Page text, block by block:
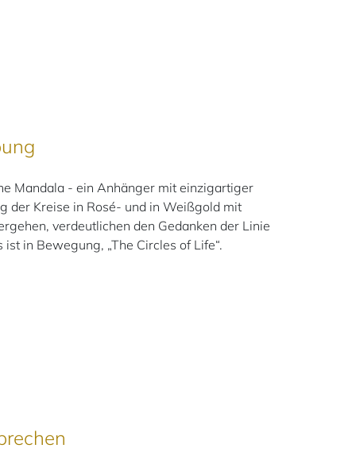
Mandala - ein Anhänger mit einzigartiger
der Kreise in Rosé- und in Weißgold mit
verdeutlichen den Gedanken der Linie
ist in Bewegung, „The Circles of Life“.